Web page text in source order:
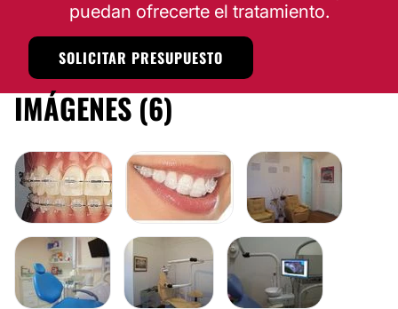
puedan ofrecerte el tratamiento.
SOLICITAR PRESUPUESTO
IMÁGENES (6)